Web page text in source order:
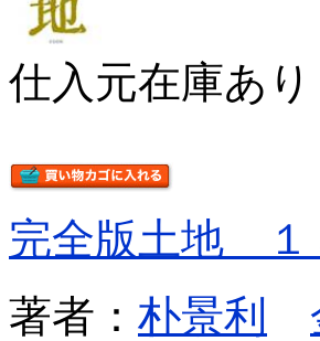
仕入元在庫あり
完全版土地 １
著者： 朴景利